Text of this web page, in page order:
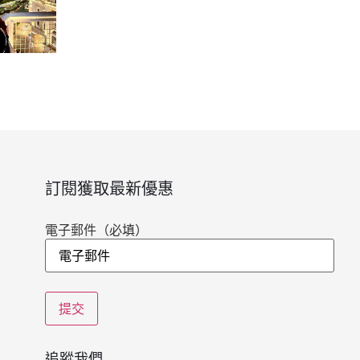
訂閱獲取最新優惠
電子郵件（必填）